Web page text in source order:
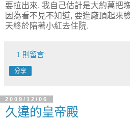
要拉出來, 我自己估計是大約萬把
因為看不見不知道, 要進廠頂起來
天終於陪著小紅去住院.
1 則留言:
分享
2009/12/06
久違的皇帝殿